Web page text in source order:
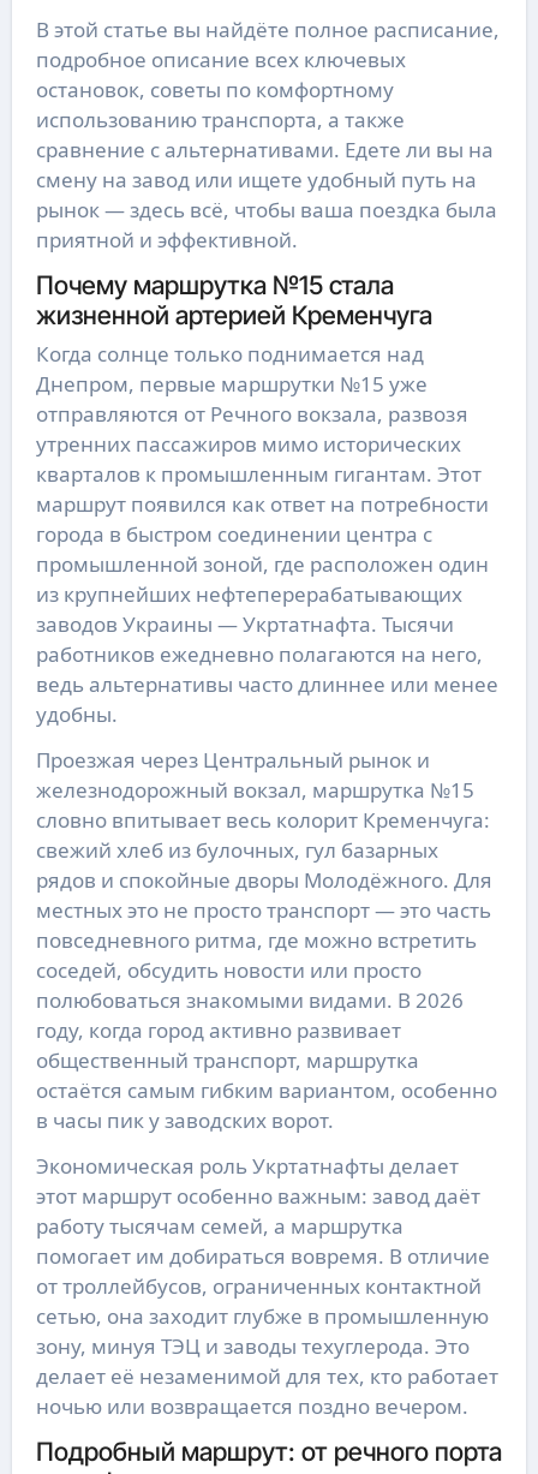
В этой статье вы найдёте полное расписание,
подробное описание всех ключевых
остановок, советы по комфортному
использованию транспорта, а также
сравнение с альтернативами. Едете ли вы на
смену на завод или ищете удобный путь на
рынок — здесь всё, чтобы ваша поездка была
приятной и эффективной.
Почему маршрутка №15 стала
жизненной артерией Кременчуга
Когда солнце только поднимается над
Днепром, первые маршрутки №15 уже
отправляются от Речного вокзала, развозя
утренних пассажиров мимо исторических
кварталов к промышленным гигантам. Этот
маршрут появился как ответ на потребности
города в быстром соединении центра с
промышленной зоной, где расположен один
из крупнейших нефтеперерабатывающих
заводов Украины — Укртатнафта. Тысячи
работников ежедневно полагаются на него,
ведь альтернативы часто длиннее или менее
удобны.
Проезжая через Центральный рынок и
железнодорожный вокзал, маршрутка №15
словно впитывает весь колорит Кременчуга:
свежий хлеб из булочных, гул базарных
рядов и спокойные дворы Молодёжного. Для
местных это не просто транспорт — это часть
повседневного ритма, где можно встретить
соседей, обсудить новости или просто
полюбоваться знакомыми видами. В 2026
году, когда город активно развивает
общественный транспорт, маршрутка
остаётся самым гибким вариантом, особенно
в часы пик у заводских ворот.
Экономическая роль Укртатнафты делает
этот маршрут особенно важным: завод даёт
работу тысячам семей, а маршрутка
помогает им добираться вовремя. В отличие
от троллейбусов, ограниченных контактной
сетью, она заходит глубже в промышленную
зону, минуя ТЭЦ и заводы техуглерода. Это
делает её незаменимой для тех, кто работает
ночью или возвращается поздно вечером.
Подробный маршрут: от речного порта